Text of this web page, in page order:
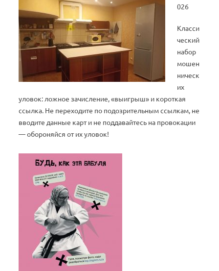
026
Класси
ческий
набор
мошен
ническ
их
уловок: ложное зачисление, «выигрыш» и короткая
ссылка. Не переходите по подозрительным ссылкам, не
вводите данные карт и не поддавайтесь на провокации
— обороняйся от их уловок!